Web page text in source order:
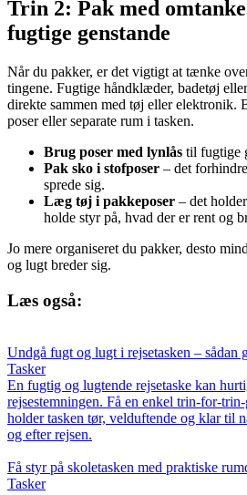
Trin 2: Pak med
fugtige genstande
Når du pakker, er det vigtigt at tænke
tingene. Fugtige håndklæder, badetøj
direkte sammen med tøj eller elektronik.
poser eller separate rum i tasken.
Brug poser med lynlås til fugtige
Pak sko i stofposer – det
sprede sig.
Læg tøj i pakkeposer – det
holde styr på, hvad der er rent og
Jo mere organiseret du pakker, desto
og lugt breder sig.
Læs også:
Undgå fugt og lugt i rejsetasken – sådan
Tasker
En fugtig og lugtende rejsetaske kan
rejsestemningen. Få en enkel trin-for-
holder tasken tør, velduftende og klar til
og efter rejsen.
Få styr på skoletasken med praktiske
Tasker